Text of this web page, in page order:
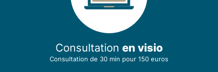
Consultation en visio
Consultation de 30 min pour 150 euros